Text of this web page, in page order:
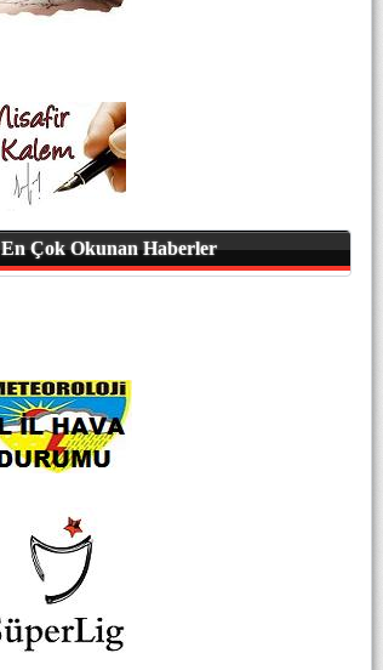
En Çok Okunan Haberler